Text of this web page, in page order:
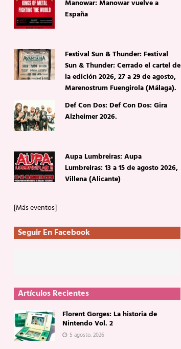
Manowar: Manowar vuelve a
España
Festival Sun & Thunder: Festival
Sun & Thunder: Cerrado el cartel de
la edición 2026, 27 a 29 de agosto,
Marenostrum Fuengirola (Málaga).
Def Con Dos: Def Con Dos: Gira
Alzheimer 2026.
Aupa Lumbreiras: Aupa
Lumbreiras: 13 a 15 de agosto 2026,
Villena (Alicante)
[Más eventos]
Seguir En Facebook
Artículos Recientes
Florent Gorges: La historia de
Nintendo Vol. 2
5 agosto, 2026